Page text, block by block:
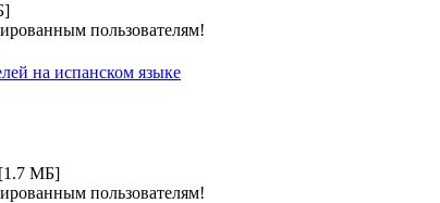
пользователям!
на испанском языке
[1.7 МБ]
пользователям!